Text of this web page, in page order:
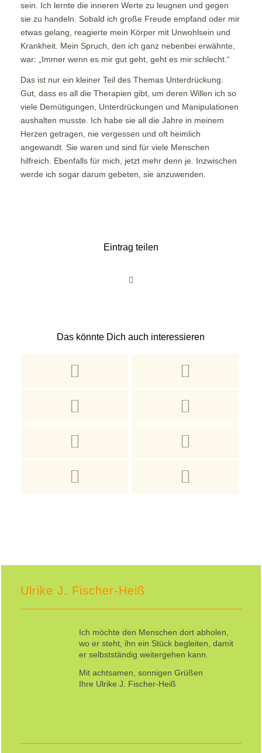
sein. Ich lernte die inneren Werte zu leugnen und gegen
sie zu handeln. Sobald ich große Freude empfand oder mir
etwas gelang, reagierte mein Körper mit Unwohlsein und
Krankheit. Mein Spruch, den ich ganz nebenbei erwähnte,
war: „Immer wenn es mir gut geht, geht es mir schlecht.“
Das ist nur ein kleiner Teil des Themas Unterdrückung.
Gut, dass es all die Therapien gibt, um deren Willen ich so
viele Demütigungen, Unterdrückungen und Manipulationen
aushalten musste. Ich habe sie all die Jahre in meinem
Herzen getragen, nie vergessen und oft heimlich
angewandt. Sie waren und sind für viele Menschen
hilfreich. Ebenfalls für mich, jetzt mehr denn je. Inzwischen
werde ich sogar darum gebeten, sie anzuwenden.
Eintrag teilen
Das könnte Dich auch interessieren
Ulrike J. Fischer-Heiß
Ich möchte den Menschen dort abholen,
wo er steht, ihn ein Stück begleiten, damit
er selbstständig weitergehen kann.
Mit achtsamen, sonnigen Grüßen
Ihre Ulrike J. Fischer-Heiß